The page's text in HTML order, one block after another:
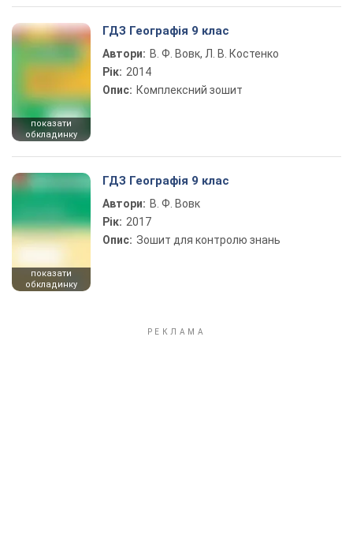
показати
обкладинку
ГДЗ Географія 9 клас
Автори: В. Ф. Вовк, Л. В. Костенко
Рік: 2014
Опис: Комплексний зошит
показати
обкладинку
ГДЗ Географія 9 клас
Автори: В. Ф. Вовк
Рік: 2017
Опис: Зошит для контролю знань